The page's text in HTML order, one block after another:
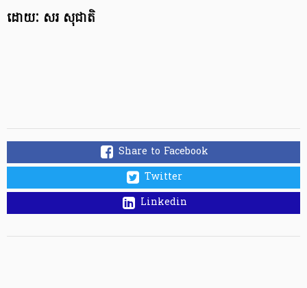
ដោយៈ សរ សុជាតិ
Share to Facebook
Twitter
Linkedin